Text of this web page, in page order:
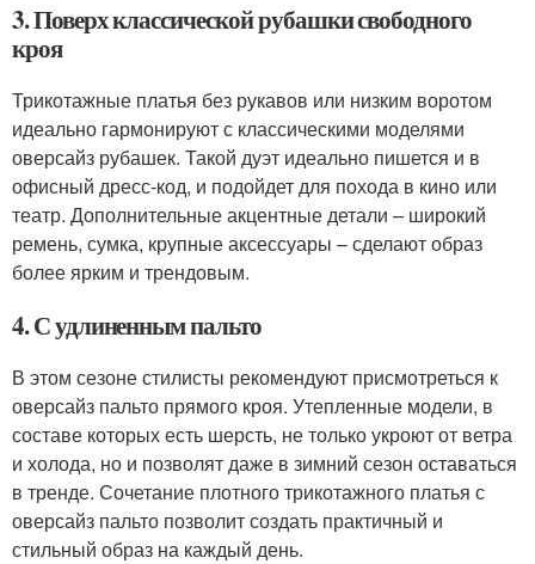
3. Поверх классической рубашки свободного
кроя
Трикотажные платья без рукавов или низким воротом
идеально гармонируют с классическими моделями
оверсайз рубашек. Такой дуэт идеально пишется и в
офисный дресс-код, и подойдет для похода в кино или
театр. Дополнительные акцентные детали – широкий
ремень, сумка, крупные аксессуары – сделают образ
более ярким и трендовым.
4. С удлиненным пальто
В этом сезоне стилисты рекомендуют присмотреться к
оверсайз пальто прямого кроя. Утепленные модели, в
составе которых есть шерсть, не только укроют от ветра
и холода, но и позволят даже в зимний сезон оставаться
в тренде. Сочетание плотного трикотажного платья с
оверсайз пальто позволит создать практичный и
стильный образ на каждый день.